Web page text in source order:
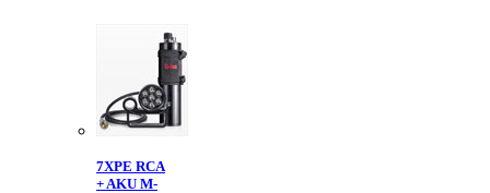
7XPE RCA
+ AKU M-